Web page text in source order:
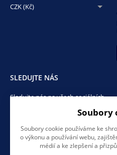
CZK (Kč)
SLEDUJTE NÁS
Sledujte nás na všech sociálních
Soubory
Soubory cookie používáme ke
o výkonu a používání webu,
médií a ke zlepšení a